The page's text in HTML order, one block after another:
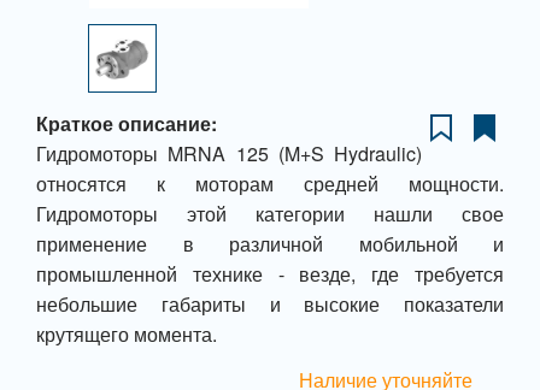
Краткое описание:
Гидромоторы MRNA 125 (M+S Hydraulic)
относятся к моторам средней мощности.
Гидромоторы этой категории нашли свое
применение в различной мобильной и
промышленной технике - везде, где требуется
небольшие габариты и высокие показатели
крутящего момента.
Наличие уточняйте